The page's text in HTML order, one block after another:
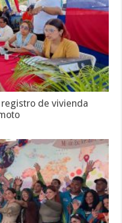
de vivienda